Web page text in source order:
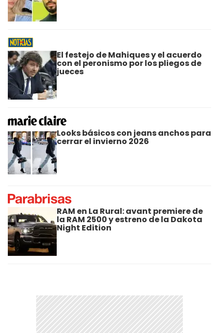
El festejo de Mahiques y el acuerdo
con el peronismo por los pliegos de
jueces
Looks básicos con jeans anchos para
cerrar el invierno 2026
RAM en La Rural: avant premiere de
la RAM 2500 y estreno de la Dakota
Night Edition